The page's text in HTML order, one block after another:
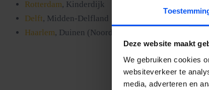
Deze website maakt
We gebruiken cookies
websiteverkeer te
media, adverteren en
Rotterdam, Kinderdijk
Delft, Midden-Delfland
Haarlem, Duinen (Noord-Holland)